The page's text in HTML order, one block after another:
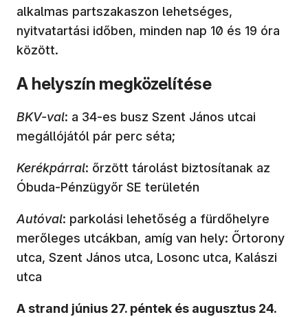
alkalmas partszakaszon lehetséges,
nyitvatartási időben, minden nap 10 és 19 óra
között.
A helyszín megközelítése
BKV-val: a 34-es busz Szent János utcai
megállójától pár perc séta;
Kerékpárral: őrzött tárolást biztosítanak az
Óbuda-Pénzügyőr SE területén
Autóval: parkolási lehetőség a fürdőhelyre
merőleges utcákban, amíg van hely: Őrtorony
utca, Szent János utca, Losonc utca, Kalászi
utca
A strand június 27. péntek és augusztus 24.